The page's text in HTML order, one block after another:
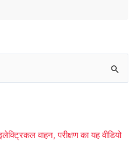
वाहन, परीक्षण का यह वीडियो